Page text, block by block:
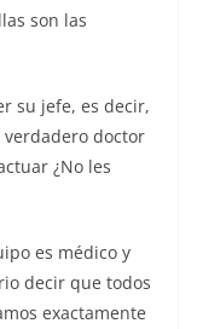
son las
su jefe, es decir,
doctor
¿No les
es médico y
decir que todos
exactamente